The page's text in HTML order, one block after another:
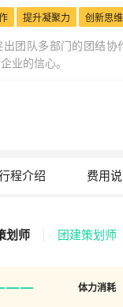
提升凝聚力 创新思维
团队多部门的团结协
业的信心。
程介绍 费用
划师 团建策划师
体力消耗